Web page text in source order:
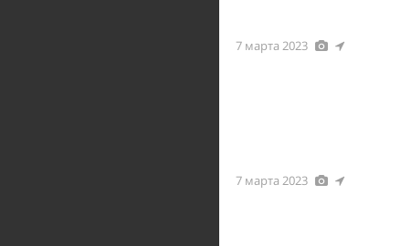
7 марта 2023
7 марта 2023